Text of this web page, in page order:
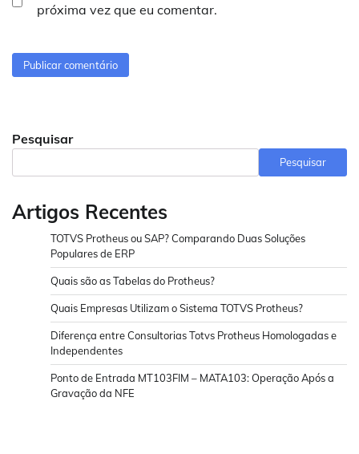
próxima vez que eu comentar.
Pesquisar
Pesquisar
Artigos Recentes
TOTVS Protheus ou SAP? Comparando Duas Soluções
Populares de ERP
Quais são as Tabelas do Protheus?
Quais Empresas Utilizam o Sistema TOTVS Protheus?
Diferença entre Consultorias Totvs Protheus Homologadas e
Independentes
Ponto de Entrada MT103FIM – MATA103: Operação Após a
Gravação da NFE